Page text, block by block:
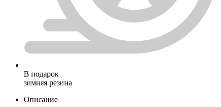
В подарок
зимняя резина
Описание